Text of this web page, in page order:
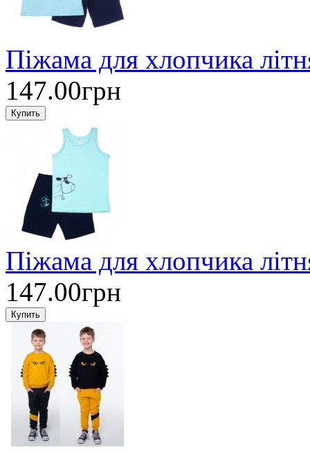
Піжама для хлопчика
147.00грн
Піжама для хлопчика
147.00грн